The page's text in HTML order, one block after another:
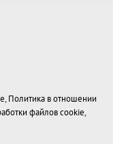
, Политика в отношении
файлов cookie,